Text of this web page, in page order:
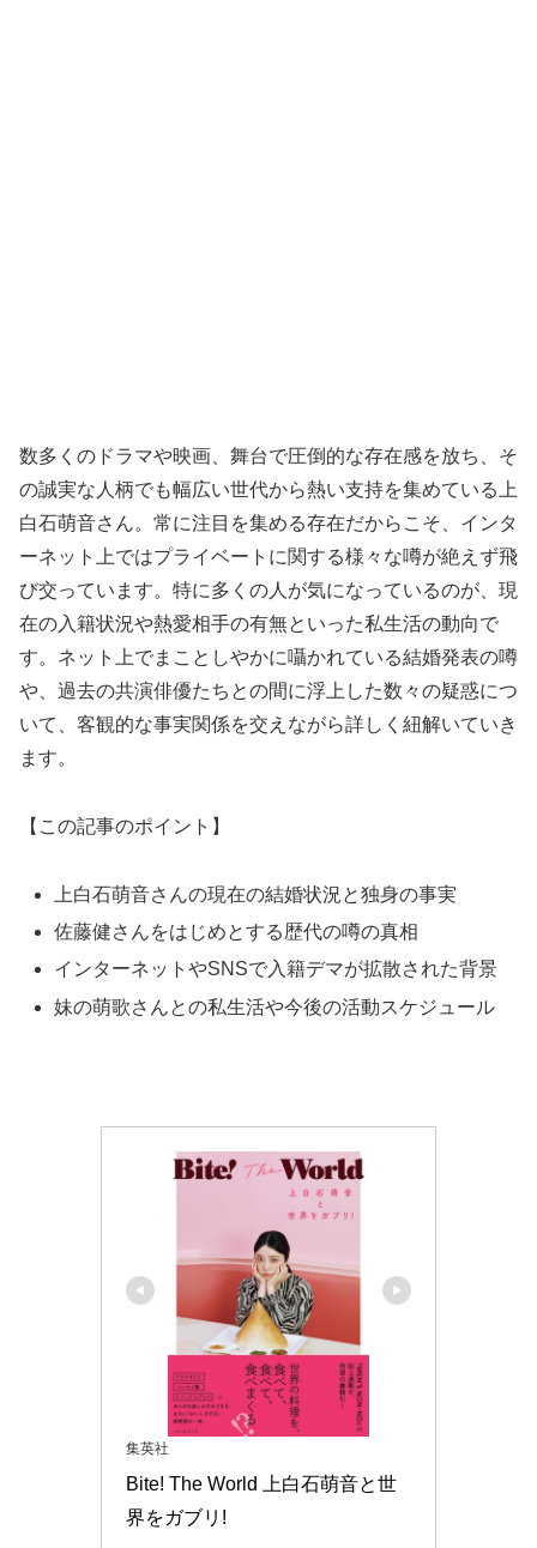
数多くのドラマや映画、舞台で圧倒的な存在感を放ち、そ
の誠実な人柄でも幅広い世代から熱い支持を集めている上
白石萌音さん。常に注目を集める存在だからこそ、インタ
ーネット上ではプライベートに関する様々な噂が絶えず飛
び交っています。特に多くの人が気になっているのが、現
在の入籍状況や熱愛相手の有無といった私生活の動向で
す。ネット上でまことしやかに囁かれている結婚発表の噂
や、過去の共演俳優たちとの間に浮上した数々の疑惑につ
いて、客観的な事実関係を交えながら詳しく紐解いていき
ます。
【この記事のポイント】
上白石萌音さんの現在の結婚状況と独身の事実
佐藤健さんをはじめとする歴代の噂の真相
インターネットやSNSで入籍デマが拡散された背景
妹の萌歌さんとの私生活や今後の活動スケジュール
集英社
Bite! The World 上白石萌音と世
界をガブリ!